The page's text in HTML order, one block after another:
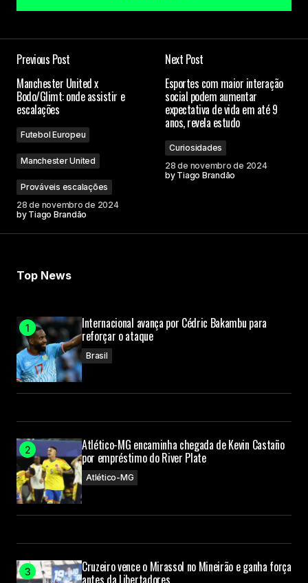
Add a comment
Campos obrigatórios são marcados com*
Your Name
Previous Post
Manchester United x
Bodo/Glimt: onde assistir e
escalações
Futebol Europeu
Manchester United
Prováveis escalações
28 de novembro de 2024
by Tiago Brandão
Next Post
Esportes com maior interação
social podem aumentar
expectativa de vida em até 9
anos, revela estudo
Curiosidades
28 de novembro de 2024
by Tiago Brandão
Top News
Internacional avança por Cédric Bakambu para
reforçar o ataque
Brasil
Atlético-MG encaminha chegada de Kevin Castaño
por empréstimo do River Plate
Atlético-MG
Cruzeiro vence o Mirassol no Mineirão e ganha força
antes da Libertadores